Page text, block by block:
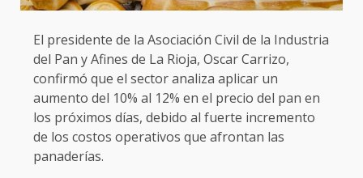
El presidente de la Asociación Civil de la Industria
del Pan y Afines de La Rioja, Oscar Carrizo,
confirmó que el sector analiza aplicar un
aumento del 10% al 12% en el precio del pan en
los próximos días, debido al fuerte incremento
de los costos operativos que afrontan las
panaderías.